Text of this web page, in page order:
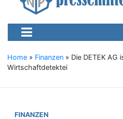
Neue-
Presseportal, Nachrichten,
Home » Finanzen » Die DETEK AG
Wirtschaftdetektei
FINANZEN